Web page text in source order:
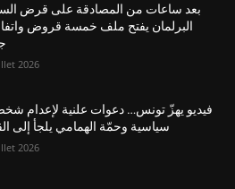
بعد ساعات من المصادقة على قرض
البرلمان يفتح ملف خمسة قروض
2026
فيديو يهزّ تونس… دعوات علنية لإعدام
سياسية وحمّة الهمامي يلجأ إلى
2026